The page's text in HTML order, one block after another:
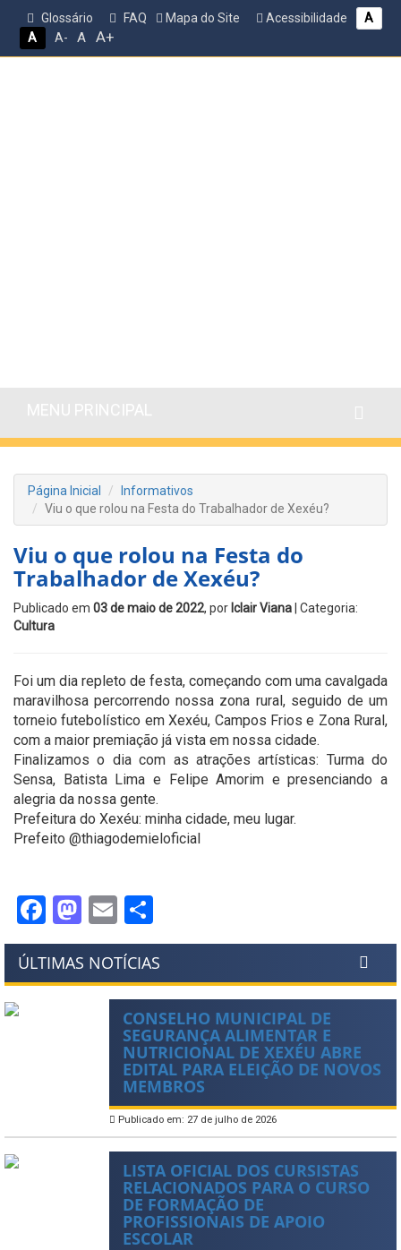
Glossário FAQ Mapa do Site Acessibilidade
A
A
A- A A+
Página Inicial
Informativos
Viu o que rolou na Festa do Trabalhador de Xexéu?
Viu o que rolou na Festa do
Trabalhador de Xexéu?
Publicado em 03 de maio de 2022, por Iclair Viana | Categoria:
Cultura
Foi um dia repleto de festa, começando com uma cavalgada
maravilhosa percorrendo nossa zona rural, seguido de um
torneio futebolístico em Xexéu, Campos Frios e Zona Rural,
com a maior premiação já vista em nossa cidade.
Finalizamos o dia com as atrações artísticas: Turma do
Sensa, Batista Lima e Felipe Amorim e presenciando a
alegria da nossa gente.
Prefeitura do Xexéu: minha cidade, meu lugar.
Prefeito @thiagodemieloficial
Facebook
Mastodon
Email
ÚLTIMAS NOTÍCIAS
CONSELHO MUNICIPAL DE
SEGURANÇA ALIMENTAR E
NUTRICIONAL DE XEXÉU ABRE
EDITAL PARA ELEIÇÃO DE NOVOS
MEMBROS
Publicado em: 27 de julho de 2026
LISTA OFICIAL DOS CURSISTAS
RELACIONADOS PARA O CURSO
DE FORMAÇÃO DE
PROFISSIONAIS DE APOIO
ESCOLAR